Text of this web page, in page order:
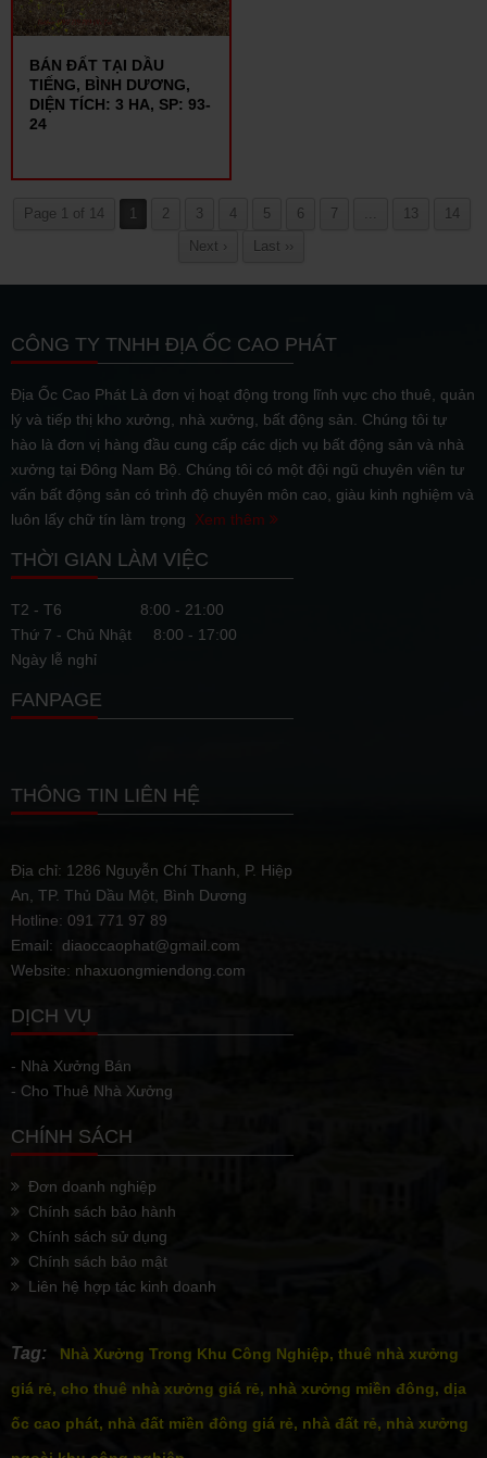
BÁN ĐẤT TẠI DẦU
TIẾNG, BÌNH DƯƠNG,
DIỆN TÍCH: 3 HA, SP: 93-
24
Page 1 of 14 1 2 3 4 5 6 7 ... 13
14
Next ›
Last ››
CÔNG TY TNHH ĐỊA ỐC CAO PHÁT
Địa Ốc Cao Phát Là đơn vị hoạt động trong lĩnh vực cho thuê, quản
lý và tiếp thị kho xưởng, nhà xưởng, bất động sản. Chúng tôi tự
hào là đơn vị hàng đầu cung cấp các dịch vụ bất động sản và nhà
xưởng tại Đông Nam Bộ. Chúng tôi có một đội ngũ chuyên viên tư
vấn bất động sản có trình độ chuyên môn cao, giàu kinh nghiệm và
luôn lấy chữ tín làm trọng Xem thêm
THỜI GIAN LÀM VIỆC
T2 - T6
8:00 - 21:00
Thứ 7 - Chủ Nhật
8:00 - 17:00
Ngày lễ nghỉ
FANPAGE
THÔNG TIN LIÊN HỆ
Địa chỉ: 1286 Nguyễn Chí Thanh, P. Hiệp
An, TP. Thủ Dầu Một, Bình Dương
Hotline: 091 771 97 89
Email: diaoccaophat@gmail.com
Website: nhaxuongmiendong.com
DỊCH VỤ
- Nhà Xưởng Bán
- Cho Thuê Nhà Xưởng
CHÍNH SÁCH
Đơn doanh nghiệp
Chính sách bảo hành
Chính sách sử dụng
Chính sách bảo mật
Liên hệ hợp tác kinh doanh
Tag:
Nhà Xưởng Trong Khu Công Nghiệp, thuê nhà xưởng
giá rẻ, cho thuê nhà xưởng giá rẻ, nhà xưởng miền đông, dịa
ốc cao phát, nhà đất miền đông giá rẻ, nhà đất rẻ, nhà xưởng